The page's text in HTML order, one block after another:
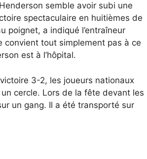
semble avoir subi une
spectaculaire en huitièmes de
poignet, a indiqué l’entraîneur
convient tout simplement pas à ce
est à l’hôpital.
3-2, les joueurs nationaux
cercle. Lors de la fête devant les
un gang. Il a été transporté sur